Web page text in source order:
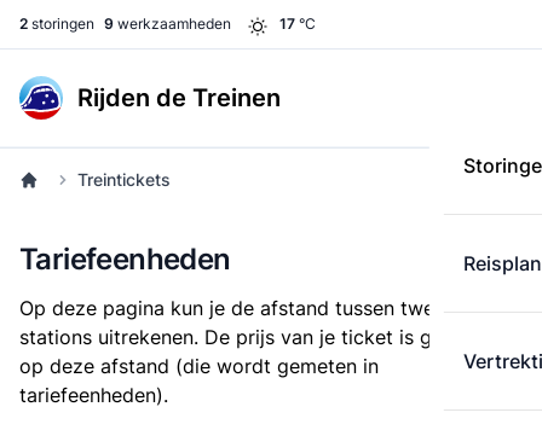
2 storingen 9 werkzaamheden 17 °C
Rijden de Treinen
Treintickets
Tariefeenheden
Op deze pagina kun je de afstand tussen twee
stations uitrekenen. De prijs van je ticket is gebaseerd
op deze afstand (die wordt gemeten in
tariefeenheden).